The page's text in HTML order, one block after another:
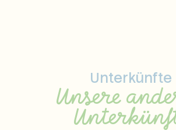
Unterkünfte
Unsere